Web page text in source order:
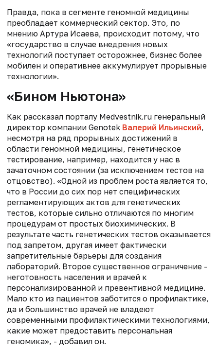
Правда, пока в сегменте геномной медицины
преобладает коммерческий сектор. Это, по
мнению Артура Исаева, происходит потому, что
«государство в случае внедрения новых
технологий поступает осторожнее, бизнес более
мобилен и оперативнее аккумулирует прорывные
технологии».
«Бином Ньютона»
Как рассказал порталу Medvestnik.ru генеральный
директор компании Genotek Валерий Ильинский,
несмотря на ряд прорывных достижений в
области геномной медицины, генетическое
тестирование, например, находится у нас в
зачаточном состоянии (за исключением тестов на
отцовство). «Одной из проблем роста является то,
что в России до сих пор нет специфических
регламентирующих актов для генетических
тестов, которые сильно отличаются по многим
процедурам от простых биохимических. В
результате часть генетических тестов оказывается
под запретом, другая имеет фактически
запретительные барьеры для создания
лабораторий. Второе существенное ограничение -
неготовность населения и врачей к
персонализированной и превентивной медицине.
Мало кто из пациентов заботится о профилактике,
да и большинство врачей не владеют
современными профилактическими технологиями,
какие может предоставить персональная
геномика», - добавил он.